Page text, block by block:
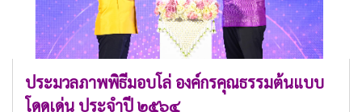
ประมวลภาพพิธีมอบโล่ องค์กรคุณธรรมต้นแบบ
โดดเด่น ประจำปี ๒๕๖๔